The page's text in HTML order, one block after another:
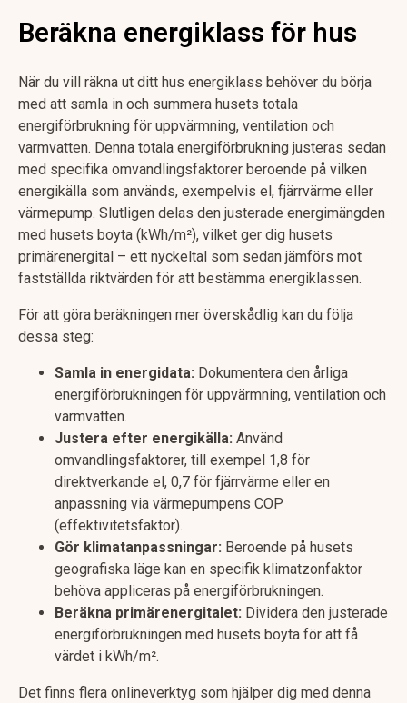
Beräkna energiklass för hus
När du vill räkna ut ditt hus energiklass behöver du börja
med att samla in och summera husets totala
energiförbrukning för uppvärmning, ventilation och
varmvatten. Denna totala energiförbrukning justeras sedan
med specifika omvandlingsfaktorer beroende på vilken
energikälla som används, exempelvis el, fjärrvärme eller
värmepump. Slutligen delas den justerade energimängden
med husets boyta (kWh/m²), vilket ger dig husets
primärenergital – ett nyckeltal som sedan jämförs mot
fastställda riktvärden för att bestämma energiklassen.
För att göra beräkningen mer överskådlig kan du följa
dessa steg:
Samla in energidata: Dokumentera den årliga
energiförbrukningen för uppvärmning, ventilation och
varmvatten.
Justera efter energikälla: Använd
omvandlingsfaktorer, till exempel 1,8 för
direktverkande el, 0,7 för fjärrvärme eller en
anpassning via värmepumpens COP
(effektivitetsfaktor).
Gör klimatanpassningar: Beroende på husets
geografiska läge kan en specifik klimatzonfaktor
behöva appliceras på energiförbrukningen.
Beräkna primärenergitalet: Dividera den justerade
energiförbrukningen med husets boyta för att få
värdet i kWh/m².
Det finns flera onlineverktyg som hjälper dig med denna